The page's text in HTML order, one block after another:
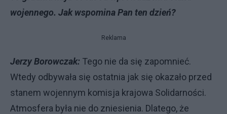
wojennego. Jak wspomina Pan ten dzień?
Reklama
Jerzy Borowczak: Tego nie da się zapomnieć.
Wtedy odbywała się ostatnia jak się okazało przed
stanem wojennym komisja krajowa Solidarności.
Atmosfera była nie do zniesienia. Dlatego, że